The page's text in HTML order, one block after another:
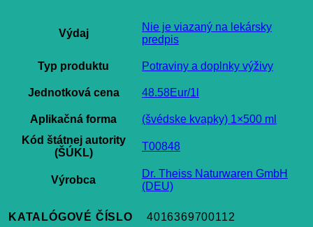
Výdaj
Nie je viazaný na lekársky
predpis
Typ produktu Potraviny a doplnky výživy
Jednotková cena 48.58Eur/1l
Aplikačná forma
(švédske kvapky) 1×500 ml
Kód štátnej autority
(ŠÚKL)
T00848
Výrobca
Dr. Theiss Naturwaren GmbH
(DEU)
KATALÓGOVÉ ČÍSLO 4016369700112